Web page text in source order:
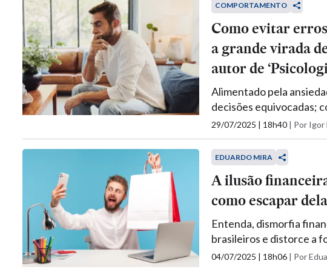
COMPORTAMENTO
Como evitar
a grande virada
autor de
Alimentado pela
decisões equivocadas;
29/07/2025 | 18h40 | Por Igor
EDUARDO MIRA
A ilusão
como escapar
Entenda, dismorfia
brasileiros e distorce a
04/07/2025 | 18h06 | Por